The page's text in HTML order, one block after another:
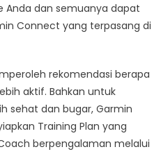
Anda dan semuanya dapat
Connect yang terpasang di
rekomendasi berapa
aktif. Bahkan untuk
sehat dan bugar, Garmin
Training Plan yang
berpengalaman melalui